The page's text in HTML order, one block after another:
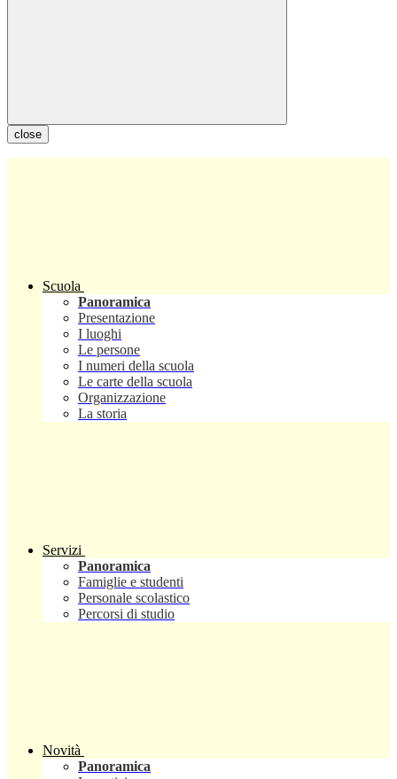
close
Scuola
Panoramica
Presentazione
I luoghi
Le persone
I numeri della scuola
Le carte della scuola
Organizzazione
La storia
Servizi
Panoramica
Famiglie e studenti
Personale scolastico
Percorsi di studio
Novità
Panoramica